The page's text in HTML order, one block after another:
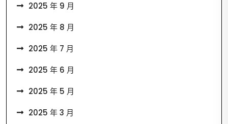
2025 年 9 月
2025 年 8 月
2025 年 7 月
2025 年 6 月
2025 年 5 月
2025 年 3 月